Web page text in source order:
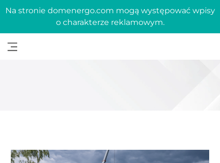
Na stronie domenergo.com mogą występować wpisy
o charakterze reklamowym.